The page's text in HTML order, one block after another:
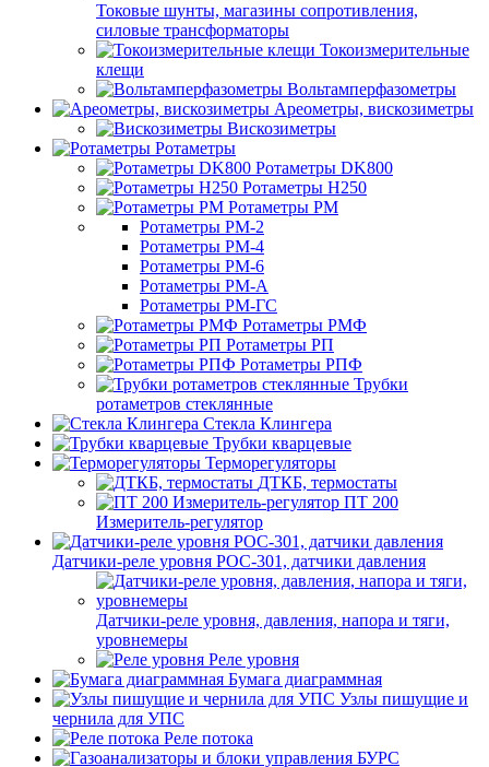
Токовые шунты, магазины сопротивления,
силовые трансформаторы
Токоизмерительные
клещи
Вольтамперфазометры
Ареометры, вискозиметры
Вискозиметры
Ротаметры
Ротаметры DK800
Ротаметры H250
Ротаметры РМ
Ротаметры РМ-2
Ротаметры РМ-4
Ротаметры РМ-6
Ротаметры РМ-А
Ротаметры РМ-ГС
Ротаметры РМФ
Ротаметры РП
Ротаметры РПФ
Трубки
ротаметров стеклянные
Стекла Клингера
Трубки кварцевые
Терморегуляторы
ДТКБ, термостаты
ПТ 200
Измеритель-регулятор
Датчики-реле уровня РОС-301, датчики давления
Датчики-реле уровня, давления, напора и тяги,
уровнемеры
Реле уровня
Бумага диаграммная
Узлы пишущие и
чернила для УПС
Реле потока